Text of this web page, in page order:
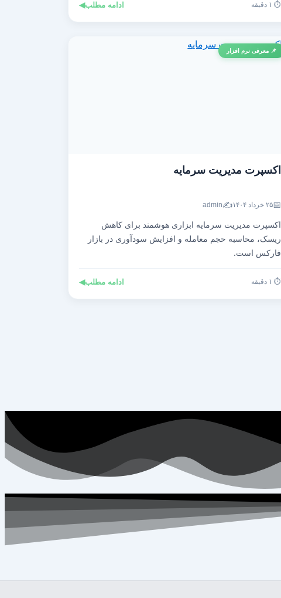
⏱️ ۱ دقیقه ادامه مطلب◀
📌 معرفی نرم افزار
اکسپرت مدیریت سرمایه
📅۲۵ خرداد ۱۴۰۴ ✍️
admin
اکسپرت مدیریت سرمایه ابزاری هوشمند برای کاهش
ریسک، محاسبه حجم معامله و افزایش سودآوری در بازار
فارکس است.
⏱️ ۱ دقیقه ادامه مطلب◀